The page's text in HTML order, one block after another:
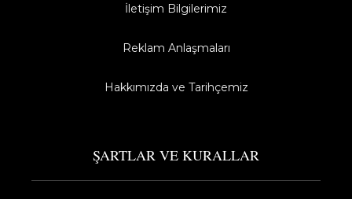
İletişim Bilgilerimiz
Reklam Anlaşmaları
Hakkımızda ve Tarihçemiz
ŞARTLAR VE KURALLAR